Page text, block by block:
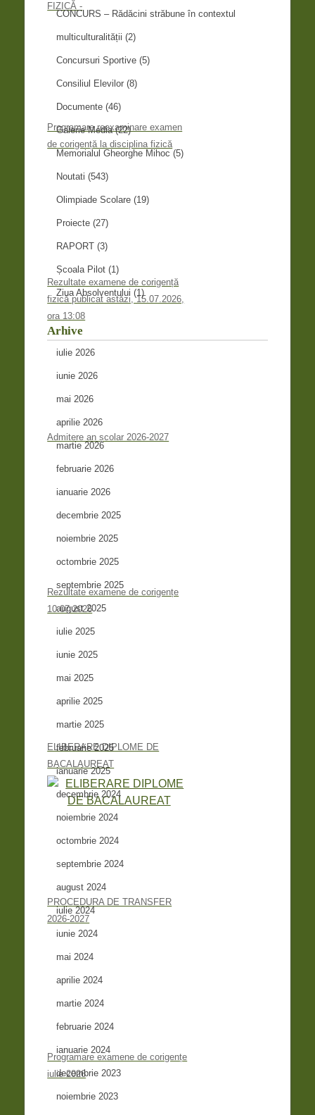
FIZICĂ -
Programare reexaminare examen
de corigență la disciplina fizică
Rezultate examene de corigență
fizică publicat astăzi, 15.07.2026,
ora 13:08
Admitere an școlar 2026-2027
Rezultate examene de corigențe
10.07.2026
ELIBERARE DIPLOME DE
BACALAUREAT
PROCEDURA DE TRANSFER
2026-2027
Programare examene de corigențe
iulie 2026
CONCURS – Rădăcini străbune în contextul
multiculturalității (2)
Concursuri Sportive (5)
Consiliul Elevilor (8)
Documente (46)
Galerie Media(22)
Memorialul Gheorghe Mihoc (5)
Noutati (543)
Olimpiade Scolare (19)
Proiecte (27)
RAPORT (3)
Școala Pilot (1)
Ziua Absolventului (1)
Arhive
iulie 2026
iunie 2026
mai 2026
aprilie 2026
martie 2026
februarie 2026
ianuarie 2026
decembrie 2025
noiembrie 2025
octombrie 2025
septembrie 2025
august 2025
iulie 2025
iunie 2025
mai 2025
aprilie 2025
martie 2025
februarie 2025
ianuarie 2025
decembrie 2024
noiembrie 2024
octombrie 2024
septembrie 2024
august 2024
iulie 2024
iunie 2024
mai 2024
aprilie 2024
martie 2024
februarie 2024
ianuarie 2024
decembrie 2023
noiembrie 2023